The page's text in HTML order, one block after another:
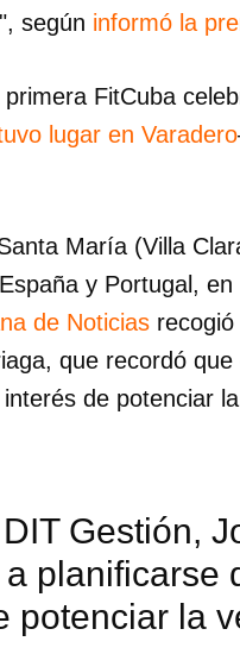
según informó la
FitCuba
lugar en Varadero
María (Villa
y Portugal,
de Noticias
que recordó
de potenciar
Gestión,
planificarse
potenciar la